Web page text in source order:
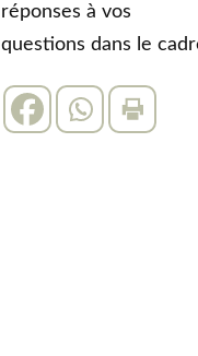
réponses à vos
questions dans le